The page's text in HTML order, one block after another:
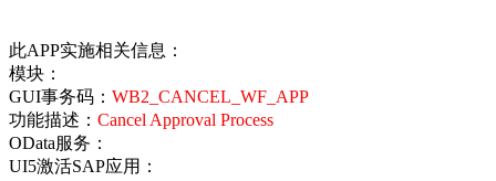
此APP实施相关信息：
模块：
GUI事务码： WB2_CANCEL_WF_APP
功能描述： Cancel Approval Process
OData服务：
UI5激活SAP应用：